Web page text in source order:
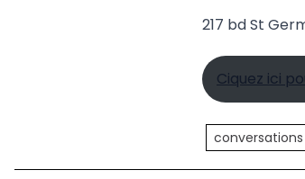
217 bd St
Ciquez ici